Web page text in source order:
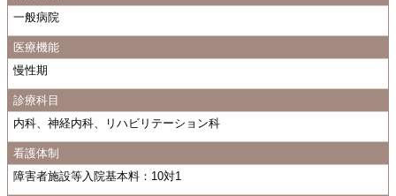
一般病院
医療機能
慢性期
診療科目
内科、神経内科、リハビリテーション科
看護体制
障害者施設等入院基本料：10対1